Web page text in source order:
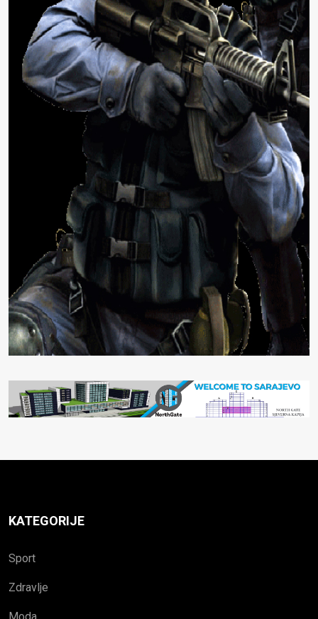
KATEGORIJE
Sport
Zdravlje